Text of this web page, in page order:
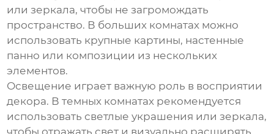
или зеркала, чтобы не загромождать
пространство. В больших комнатах можно
использовать крупные картины, настенные
панно или композиции из нескольких
элементов.
Освещение играет важную роль в восприятии
декора. В темных комнатах рекомендуется
использовать светлые украшения или зеркала,